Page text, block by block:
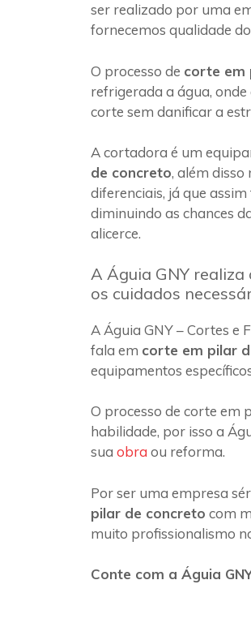
ser realizado por uma
fornecemos qualidade
O processo de corte em
refrigerada a água,
corte sem danificar a
A cortadora é um
de concreto, além disso
diferenciais, já que
diminuindo as chances
alicerce.
A Águia GNY
os cuidados
A Águia GNY – Cortes e
fala em corte em pilar
equipamentos
O processo de corte em
habilidade, por isso a
sua obra ou reforma.
Por ser uma empresa
pilar de concreto com
muito profissionalismo
Conte com a Águia